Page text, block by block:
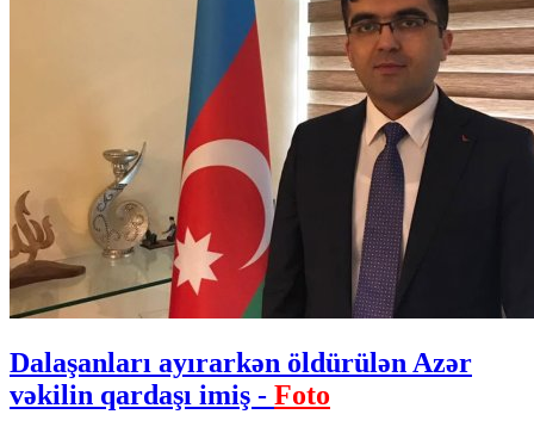
Dalaşanları ayırarkən öldürülən Azər
vəkilin qardaşı imiş - Foto